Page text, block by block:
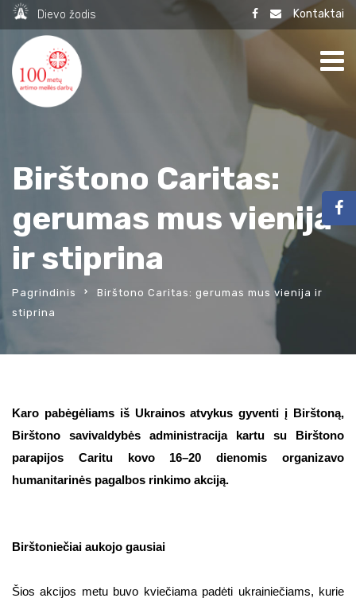
Dievo žodis Kontaktai
Birštono Caritas:
gerumas mus vienija
ir stiprina
Pagrindinis
Birštono Caritas: gerumas mus vienija ir
stiprina
Karo pabėgėliams iš Ukrainos atvykus gyventi į Birštoną,
Birštono savivaldybės administracija kartu su Birštono
parapijos Caritu kovo 16–20 dienomis organizavo
humanitarinės pagalbos rinkimo akciją.
Birštoniečiai aukojo gausiai
Šios akcijos metu buvo kviečiama padėti ukrainiečiams, kurie